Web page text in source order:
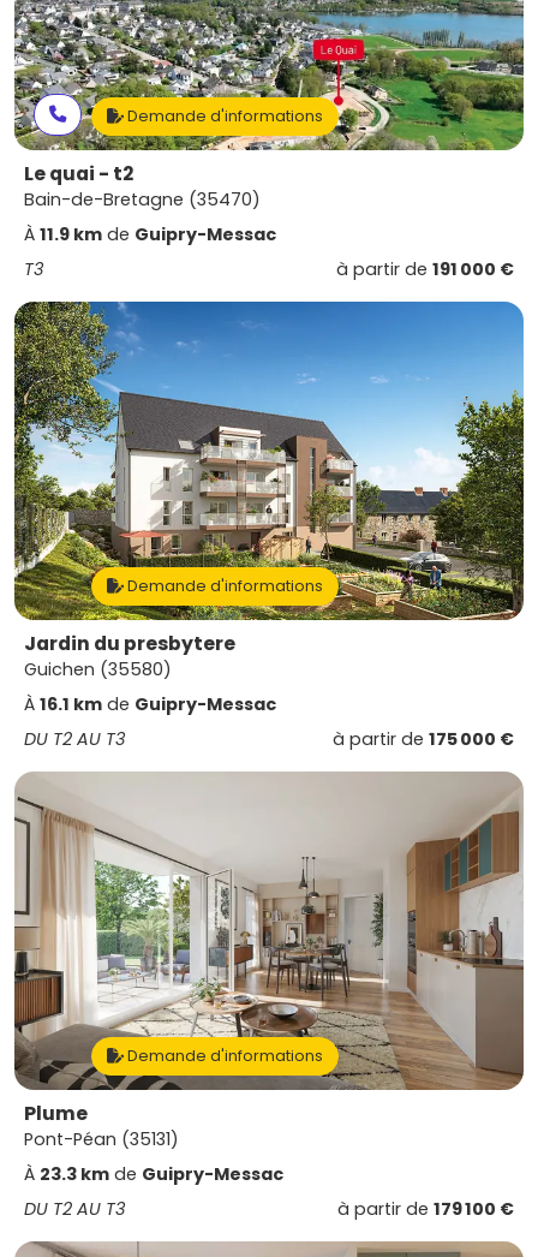
Demande d'informations
Le quai - t2
Bain-de-Bretagne (35470)
À 11.9 km de Guipry-Messac
T3
à partir de 191 000 €
Demande d'informations
Jardin du presbytere
Guichen (35580)
À 16.1 km de Guipry-Messac
DU T2 AU T3
à partir de 175 000 €
Demande d'informations
Plume
Pont-Péan (35131)
À 23.3 km de Guipry-Messac
DU T2 AU T3
à partir de 179 100 €